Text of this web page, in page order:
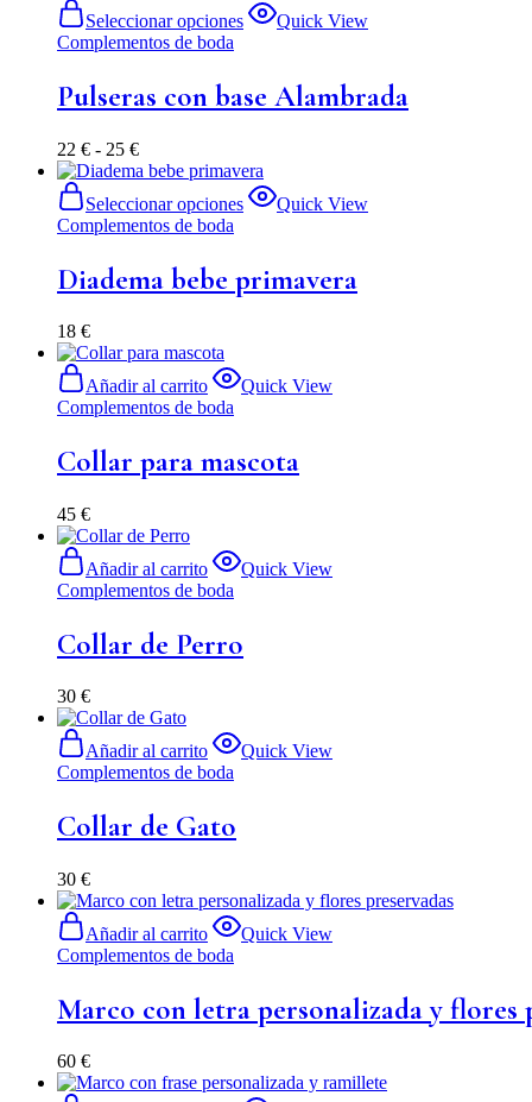
Seleccionar opciones
Quick View
Complementos de boda
Pulseras con base Alambrada
22 € - 25 €
Seleccionar opciones
Quick View
Complementos de boda
Diadema bebe primavera
18 €
Añadir al carrito
Quick View
Complementos de boda
Collar para mascota
45 €
Añadir al carrito
Quick View
Complementos de boda
Collar de Perro
30 €
Añadir al carrito
Quick View
Complementos de boda
Collar de Gato
30 €
Añadir al carrito
Quick View
Complementos de boda
Marco con letra personalizada y flores
60 €